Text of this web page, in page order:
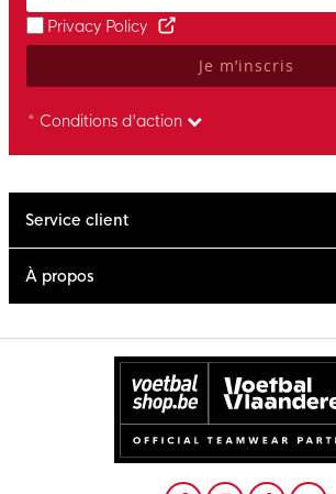
Privacy Policy
Je m’inscris
* Conditions d'action
Service client
À propos